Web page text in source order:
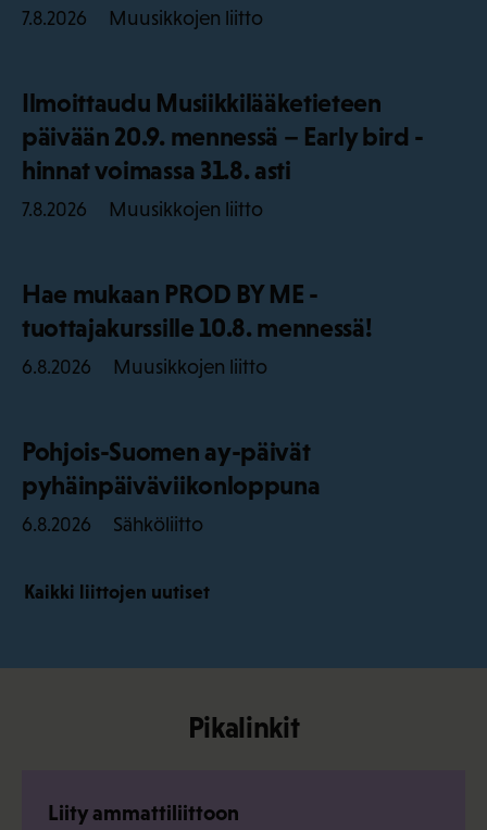
7.8.2026 Muusikkojen liitto
Ilmoittaudu Musiikkilääketieteen
päivään 20.9. mennessä – Early bird -
hinnat voimassa 31.8. asti
7.8.2026 Muusikkojen liitto
Hae mukaan PROD BY ME -
tuottajakurssille 10.8. mennessä!
6.8.2026 Muusikkojen liitto
Pohjois-Suomen ay-päivät
pyhäinpäiväviikonloppuna
6.8.2026 Sähköliitto
Kaikki liittojen uutiset
Pikalinkit
Liity ammattiliittoon